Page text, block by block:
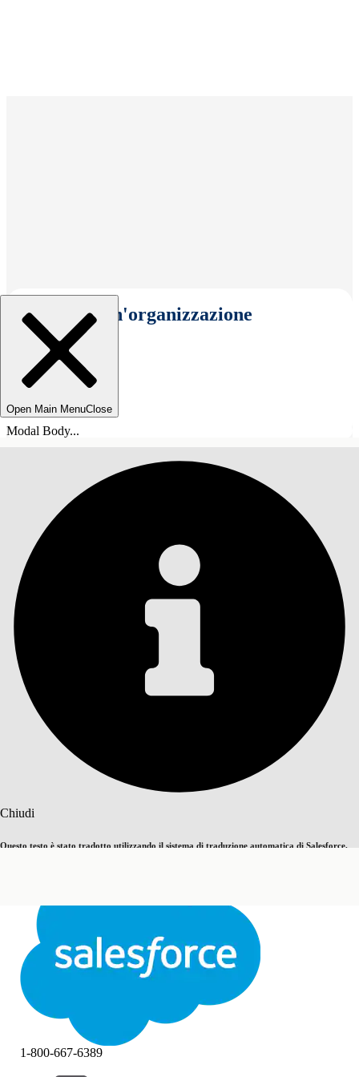
Seleziona un'organizzazione
Open Main MenuClose
Modal Body...
Chiudi
Questo testo è stato tradotto utilizzando il sistema di traduzione automatica di Salesforce.
Chiudi Chiudi
SOMMARIO
1-800-667-6389